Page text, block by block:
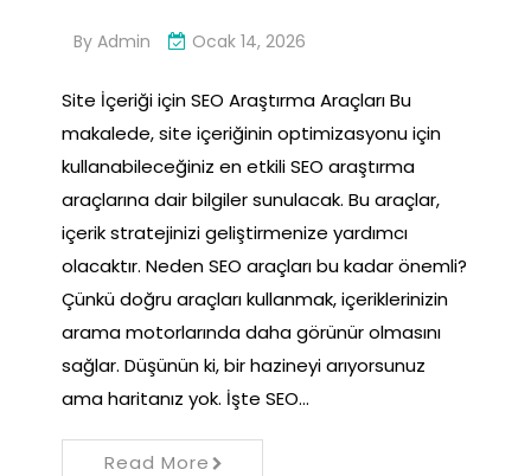
By Admin Ocak 14, 2026
Site İçeriği için SEO Araştırma Araçları Bu
makalede, site içeriğinin optimizasyonu için
kullanabileceğiniz en etkili SEO araştırma
araçlarına dair bilgiler sunulacak. Bu araçlar,
içerik stratejinizi geliştirmenize yardımcı
olacaktır. Neden SEO araçları bu kadar önemli?
Çünkü doğru araçları kullanmak, içeriklerinizin
arama motorlarında daha görünür olmasını
sağlar. Düşünün ki, bir hazineyi arıyorsunuz
ama haritanız yok. İşte SEO…
Read More